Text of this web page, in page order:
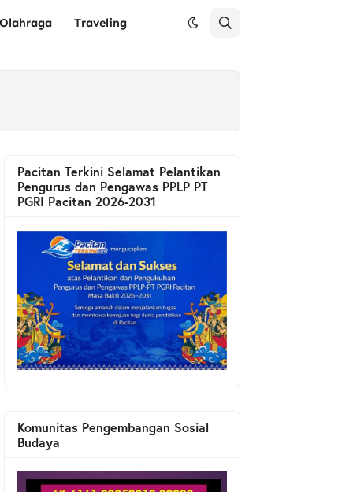
Olahraga Traveling
Pacitan Terkini Selamat Pelantikan
Pengurus dan Pengawas PPLP PT
PGRI Pacitan 2026-2031
Komunitas Pengembangan Sosial
Budaya